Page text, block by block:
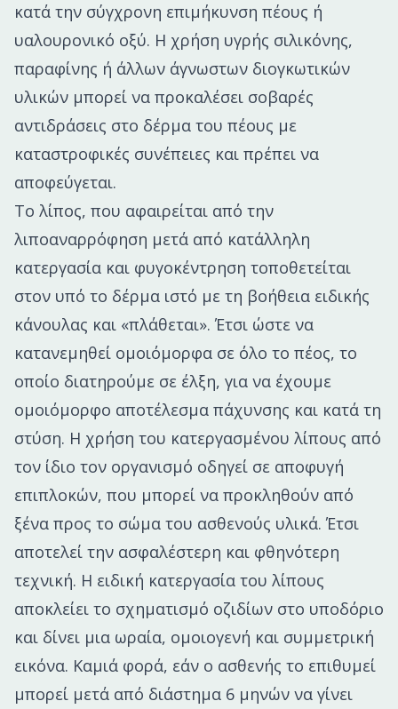
κατά την σύγχρονη επιμήκυνση πέους ή
υαλουρονικό οξύ. Η χρήση υγρής σιλικόνης,
παραφίνης ή άλλων άγνωστων διογκωτικών
υλικών μπορεί να προκαλέσει σοβαρές
αντιδράσεις στο δέρμα του πέους με
καταστροφικές συνέπειες και πρέπει να
αποφεύγεται.
Το λίπος, που αφαιρείται από την
λιποαναρρόφηση μετά από κατάλληλη
κατεργασία και φυγοκέντρηση τοποθετείται
στον υπό το δέρμα ιστό με τη βοήθεια ειδικής
κάνουλας και «πλάθεται». Έτσι ώστε να
κατανεμηθεί ομοιόμορφα σε όλο το πέος, το
οποίο διατηρούμε σε έλξη, για να έχουμε
ομοιόμορφο αποτέλεσμα πάχυνσης και κατά τη
στύση. Η χρήση του κατεργασμένου λίπους από
τον ίδιο τον οργανισμό οδηγεί σε αποφυγή
επιπλοκών, που μπορεί να προκληθούν από
ξένα προς το σώμα του ασθενούς υλικά. Έτσι
αποτελεί την ασφαλέστερη και φθηνότερη
τεχνική. Η ειδική κατεργασία του λίπους
αποκλείει το σχηματισμό οζιδίων στο υποδόριο
και δίνει μια ωραία, ομοιογενή και συμμετρική
εικόνα. Καμιά φορά, εάν ο ασθενής το επιθυμεί
μπορεί μετά από διάστημα 6 μηνών να γίνει